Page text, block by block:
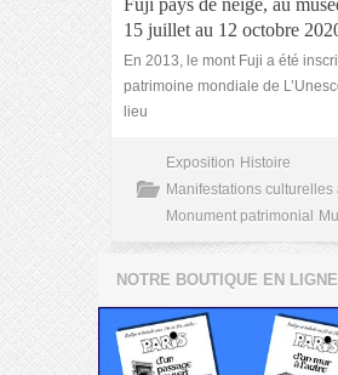
Fuji pays de neige, au
15 juillet au 12 octobre
En 2013, le mont Fuji a été
patrimoine mondiale de
lieu
Exposition Histoire
Manifestations
Monument patrimonial
NOTRE BOUTIQUE EN LIGNE